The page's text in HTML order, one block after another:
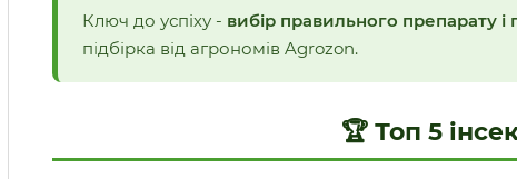
Ключ до успіху - вибір правильного препарату
підбірка від агрономів Agrozon.
🏆 Топ 5